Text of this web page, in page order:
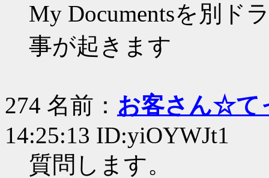
My Documentsを別ド
事が起きます
274 名前： お客さん☆て
14:25:13 ID:yiOYWJt1
質問します。